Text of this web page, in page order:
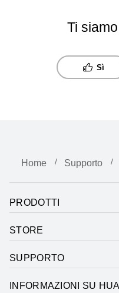
Ti
Sì
Home Supporto
PRODOTTI
STORE
SUPPORTO
INFORMAZIONI SU